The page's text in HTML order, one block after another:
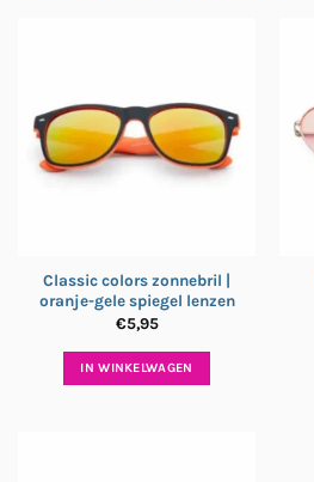
Classic colors zonnebril |
oranje-gele spiegel lenzen
€5,95
IN WINKELWAGEN